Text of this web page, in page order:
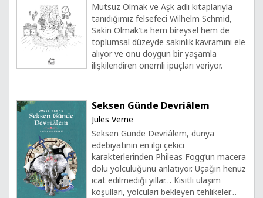
Mutsuz Olmak ve Aşk adlı kitaplarıyla
tanıdığımız felsefeci Wilhelm Schmid,
Sakin Olmak’ta hem bireysel hem de
toplumsal düzeyde sakinlik kavramını ele
alıyor ve onu doygun bir yaşamla
ilişkilendiren önemli ipuçları veriyor.
Seksen Günde Devriâlem
Jules Verne
Seksen Günde Devriâlem, dünya
edebiyatının en ilgi çekici
karakterlerinden Phileas Fogg’un macera
dolu yolculuğunu anlatıyor. Uçağın henüz
icat edilmediği yıllar… Kısıtlı ulaşım
koşulları, yolcuları bekleyen tehlikeler…